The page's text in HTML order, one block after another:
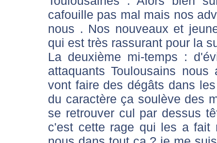
cafouille pas mal mais nos
nous . Nos nouveaux et
qui est très rassurant pour la
La deuxième mi-temps :
attaquants Toulousains
vont faire des dégâts dans
du caractère ça soulève des
se retrouver cul par dessus
c'est cette rage qui les a fait